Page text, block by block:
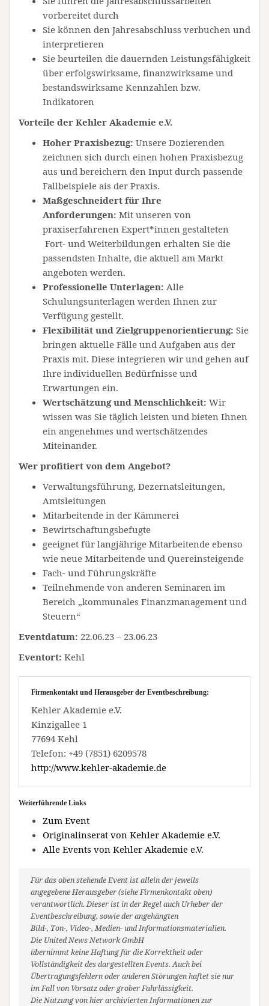
vorbereitet durch
Sie können den Jahresabschluss verbuchen und
interpretieren
Sie beurteilen die dauernden Leistungsfähigkeit
über erfolgswirksame, finanzwirksame und
bestandswirksame Kennzahlen bzw.
Indikatoren
Vorteile der Kehler Akademie e.V.
Hoher Praxisbezug: Unsere Dozierenden
zeichnen sich durch einen hohen Praxisbezug
aus und bereichern den Input durch passende
Fallbeispiele ais der Praxis.
Maßgeschneidert für Ihre
Anforderungen: Mit unseren von
praxiserfahrenen Expert*innen gestalteten
Fort- und Weiterbildungen erhalten Sie die
passendsten Inhalte, die aktuell am Markt
angeboten werden.
Professionelle Unterlagen: Alle
Schulungsunterlagen werden Ihnen zur
Verfügung gestellt.
Flexibilität und Zielgruppenorientierung: Sie
bringen aktuelle Fälle und Aufgaben aus der
Praxis mit. Diese integrieren wir und gehen auf
Ihre individuellen Bedürfnisse und
Erwartungen ein.
Wertschätzung und Menschlichkeit: Wir
wissen was Sie täglich leisten und bieten Ihnen
ein angenehmes und wertschätzendes
Miteinander.
Wer profitiert von dem Angebot?
Verwaltungsführung, Dezernatsleitungen,
Amtsleitungen
Mitarbeitende in der Kämmerei
Bewirtschaftungsbefugte
geeignet für langjährige Mitarbeitende ebenso
wie neue Mitarbeitende und Quereinsteigende
Fach- und Führungskräfte
Teilnehmende von anderen Seminaren im
Bereich „kommunales Finanzmanagement und
Steuern“
Eventdatum: 22.06.23 – 23.06.23
Eventort: Kehl
Firmenkontakt und Herausgeber der Eventbeschreibung:
Kehler Akademie e.V.
Kinzigallee 1
77694 Kehl
Telefon: +49 (7851) 6209578
http://www.kehler-akademie.de
Weiterführende Links
Zum Event
Originalinserat von Kehler Akademie e.V.
Alle Events von Kehler Akademie e.V.
Für das oben stehende Event ist allein der jeweils
angegebene Herausgeber (siehe Firmenkontakt oben)
verantwortlich. Dieser ist in der Regel auch Urheber der
Eventbeschreibung, sowie der angehängten
Bild-, Ton-, Video-, Medien- und Informationsmaterialien.
Die United News Network GmbH
übernimmt keine Haftung für die Korrektheit oder
Vollständigkeit des dargestellten Events. Auch bei
Übertragungsfehlern oder anderen Störungen haftet sie nur
im Fall von Vorsatz oder grober Fahrlässigkeit.
Die Nutzung von hier archivierten Informationen zur